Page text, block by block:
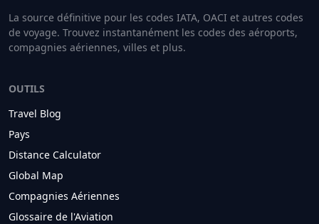
La source définitive pour les codes IATA, OACI et autres codes
de voyage. Trouvez instantanément les codes des aéroports,
compagnies aériennes, villes et plus.
OUTILS
Travel Blog
Pays
Distance Calculator
Global Map
Compagnies Aériennes
Glossaire de l'Aviation